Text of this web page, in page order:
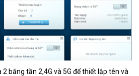
2 băng tần 2,4G và 5G để thiết lập tên và